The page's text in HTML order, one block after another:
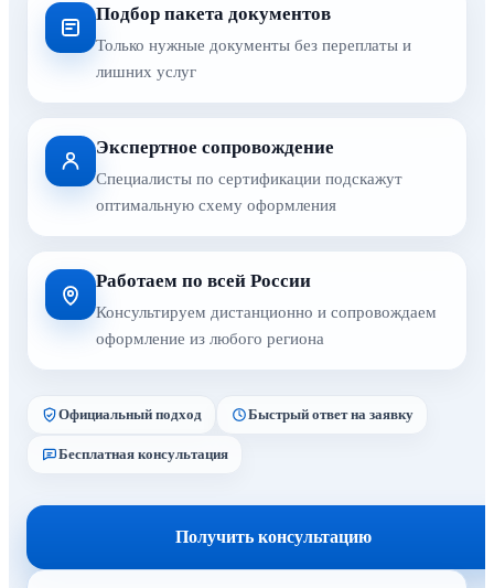
Подбор пакета документов
Только нужные документы без переплаты и
лишних услуг
Экспертное сопровождение
Специалисты по сертификации подскажут
оптимальную схему оформления
Работаем по всей России
Консультируем дистанционно и сопровождаем
оформление из любого региона
Официальный подход Быстрый ответ на заявку
Бесплатная консультация
Получить консультацию